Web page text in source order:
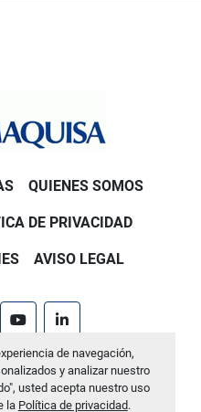
de navegación,
y analizar nuestro
usted acepta nuestro uso
la Política de privacidad.
QUIENES SOMOS
DE PRIVACIDAD
AVISO LEGAL
youtubelinkedin
web deMachinio
cookies